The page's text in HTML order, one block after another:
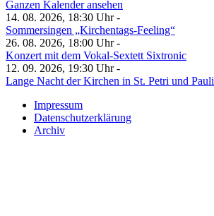
Ganzen Kalender ansehen
14. 08. 2026, 18:30 Uhr -
Sommersingen „Kirchentags-Feeling“
26. 08. 2026, 18:00 Uhr -
Konzert mit dem Vokal-Sextett Sixtronic
12. 09. 2026, 19:30 Uhr -
Lange Nacht der Kirchen in St. Petri und Pauli
Impressum
Datenschutzerklärung
Archiv